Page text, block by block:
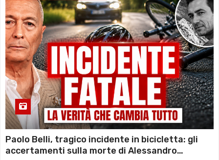
Paolo Belli, tragico incidente in bicicletta: gli
accertamenti sulla morte di Alessandro